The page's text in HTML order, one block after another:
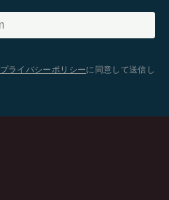
プライバシーポリシーに同意して送信し